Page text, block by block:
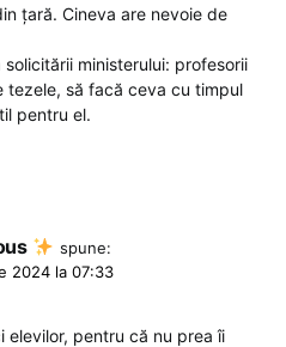
țară. Cineva are nevoie de
ministerului: profesorii
tezele, să facă ceva cu timpul
pentru el.
spune:
2024 la 07:33
elevilor, pentru că nu prea îi